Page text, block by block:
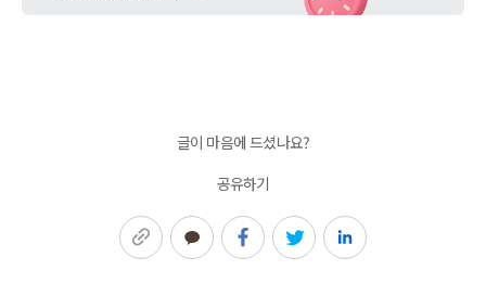
글이 마음에 드셨나요?
공유하기
링크복사카카오톡페이스북트위터링크드인